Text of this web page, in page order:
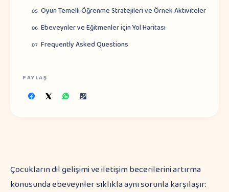
05 Oyun Temelli Öğrenme Stratejileri ve Örnek Aktiviteler
06 Ebeveynler ve Eğitmenler için Yol Haritası
07 Frequently Asked Questions
PAYLAŞ
Çocukların dil gelişimi ve iletişim becerilerini artırma
konusunda ebeveynler sıklıkla aynı sorunla karşılaşır: